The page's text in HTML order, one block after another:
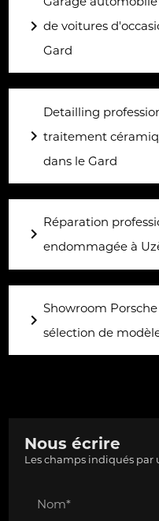
navigate_nextde voitures
Gard
navigate_next
Detailling
traitement
dans le Gard
navigate_next
Réparation
endommagée à
navigate_next
Showroom
sélection de
Nous écrire
Les champs indiqués par
Nom*